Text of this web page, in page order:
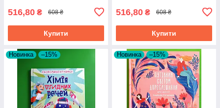
516,80 ₴ 608 ₴
Купити
516,80 ₴ 608 ₴
Купити
Новинка –15% Новинка –15%